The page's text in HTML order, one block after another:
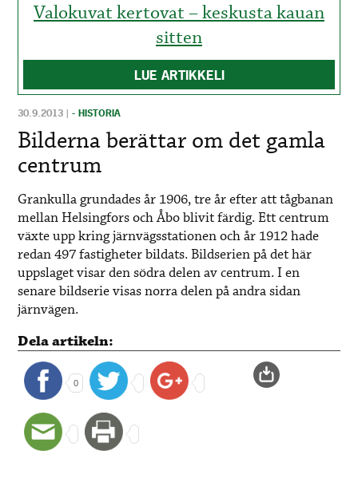
Valokuvat kertovat – keskusta kauan
sitten
LUE ARTIKKELI
30.9.2013 |- HISTORIA
Bilderna berättar om det gamla
centrum
Grankulla grundades år 1906, tre år efter att tågbanan
mellan Helsingfors och Åbo blivit färdig. Ett centrum
växte upp kring järnvägsstationen och år 1912 hade
redan 497 fastigheter bildats. Bildserien på det här
uppslaget visar den södra delen av centrum. I en
senare bildserie visas norra delen på andra sidan
järnvägen.
Dela artikeln:
0